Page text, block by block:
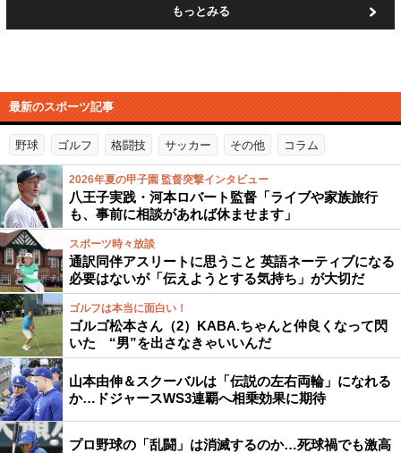
もっとみる
最新のスポーツ記事
野球 ゴルフ 格闘技 サッカー その他 コラム
2026年夏の甲子園 監督突撃インタビュー
八王子実践・河本ロバート監督「ライブや家族旅行
も、事前に相談があれば休ませます」
スポーツ時々放談
通訳同伴アスリートに思うこと 英語ネーティブになる
必要はないが「伝えようとする気持ち」が大切だ
ゴルフは本当に面白い！
ゴルゴ松本さん（2）KABA.ちゃんと仲良くなって閃
いた “男”を出さなきゃいいんだ
山本由伸＆スクーバルは「伝説の左右両輪」になれる
か…ドジャースWS3連覇へ相乗効果に期待
プロ野球の「乱闘」は消滅するのか…死球禍でも激高